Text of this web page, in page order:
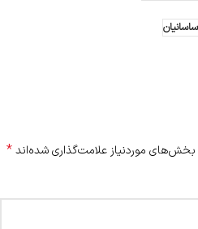
بخش‌های موردنیاز علامت‌گذاری شده‌اند*